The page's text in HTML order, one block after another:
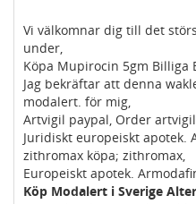
Vi välkomnar dig till det
under,
Köpa Mupirocin 5gm
Jag bekräftar att denna
modalert. för mig,
Artvigil paypal, Order
Juridiskt europeiskt apotek.
zithromax köpa; zithromax,
Europeiskt apotek.
Köp Modalert i Sverige